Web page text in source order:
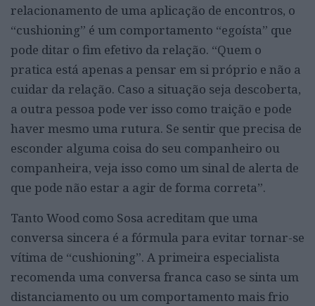
relacionamento de uma aplicação de encontros, o
“cushioning” é um comportamento “egoísta” que
pode ditar o fim efetivo da relação. “Quem o
pratica está apenas a pensar em si próprio e não a
cuidar da relação. Caso a situação seja descoberta,
a outra pessoa pode ver isso como traição e pode
haver mesmo uma rutura. Se sentir que precisa de
esconder alguma coisa do seu companheiro ou
companheira, veja isso como um sinal de alerta de
que pode não estar a agir de forma correta”.
Tanto Wood como Sosa acreditam que uma
conversa sincera é a fórmula para evitar tornar-se
vítima de “cushioning”. A primeira especialista
recomenda uma conversa franca caso se sinta um
distanciamento ou um comportamento mais frio